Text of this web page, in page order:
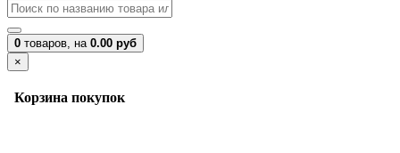
0 товаров, на 0.00 руб
×
Корзина покупок